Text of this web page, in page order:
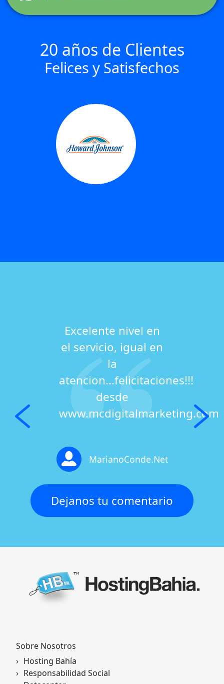
20 años de Clientes
Felices y Satisfechos
Excelente nivel en
el servicio, igual en
la
atencion...felicitaciones!!!
desde
MarianoConde.Net
Dejanos tu comentario
Sobre Nosotros
Hosting Bahía
Responsabilidad Social